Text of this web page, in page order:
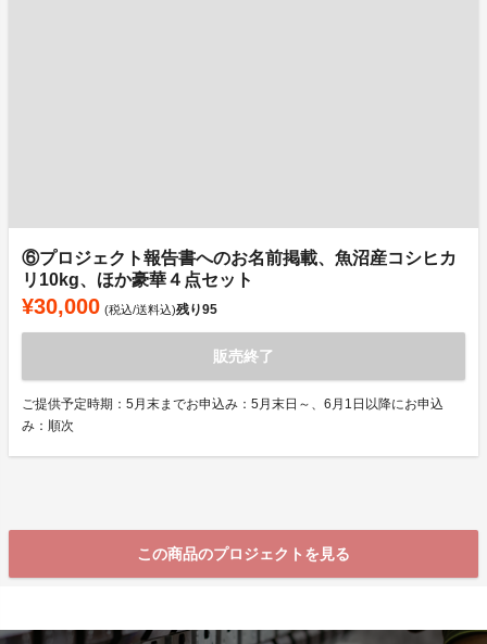
⑥プロジェクト報告書へのお名前掲載、魚沼産コシヒカ
リ10kg、ほか豪華４点セット
¥30,000 (税込/送料込)残り95
販売終了
ご提供予定時期：5月末までお申込み：5月末日～、6月1日以降にお申込
み：順次
この商品のプロジェクトを見る